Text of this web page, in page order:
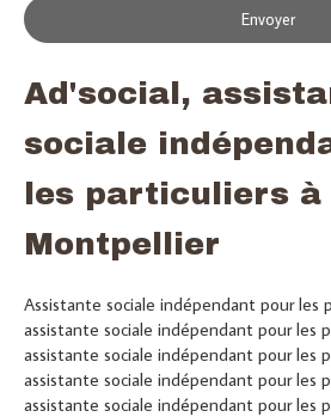
Envoyer
Ad'social,
sociale
les particuliers à
Montpellier
Assistante sociale indépendant pour les
assistante sociale indépendant pour les
assistante sociale indépendant pour les
assistante sociale indépendant pour les
assistante sociale indépendant pour les